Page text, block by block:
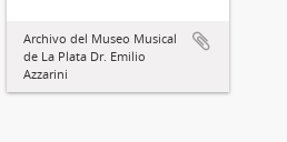
Archivo del Museo Musical
de La Plata Dr. Emilio
Azzarini